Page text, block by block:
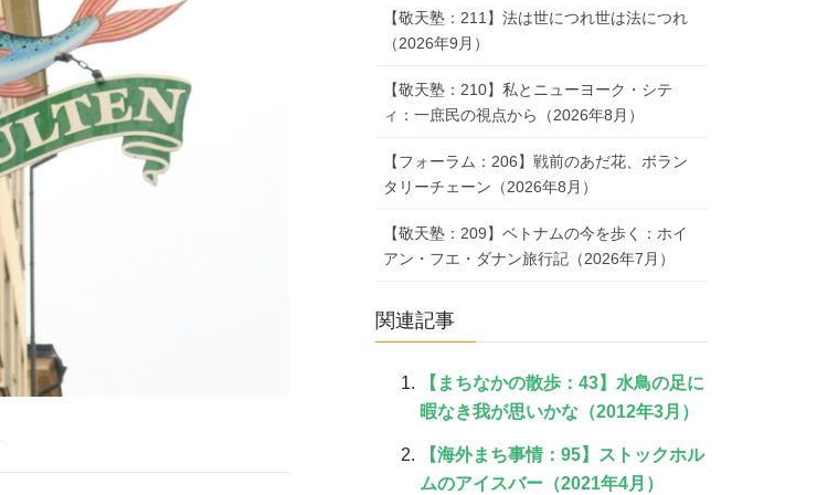
【敬天塾：211】法は世につれ世は法につれ
（2026年9月）
【敬天塾：210】私とニューヨーク・シテ
ィ：一庶民の視点から（2026年8月）
【フォーラム：206】戦前のあだ花、ボラン
タリーチェーン（2026年8月）
【敬天塾：209】ベトナムの今を歩く：ホイ
アン・フエ・ダナン旅行記（2026年7月）
関連記事
【まちなかの散歩：43】水鳥の足に
暇なき我が思いかな（2012年3月）
【海外まち事情：95】ストックホル
ムのアイスバー（2021年4月）